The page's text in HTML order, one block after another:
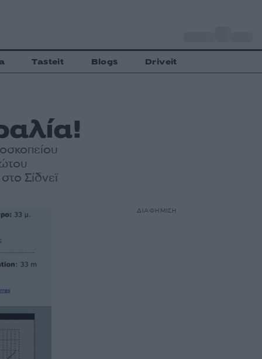
Tasteit Blogs Driveit
Σίδνεϊ
ΔΙΑΦΗΜΙΣΗ